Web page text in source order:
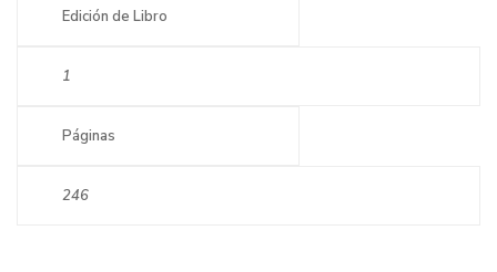
Edición de Libro
1
Páginas
246